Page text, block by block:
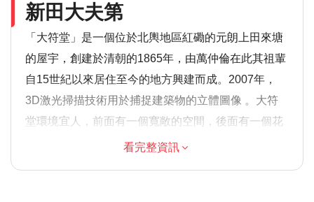
新田大夫第
「大符堂」是一個位於北輿地區紅磡的元朗上田來塘
的屋宇，創建於清朝的1865年，由萬仲倫在此其祖輩
自15世紀以來居住至今的地方興建而成。2007年，
3D激光掃描技術用於捕捉建築物的立體圖像 。大符
堂環境宜人，前面有一個寬敞的空間，後面有一個花
園，整個大廈四周由綠磚牆包圍，是紳士類正宗中國
看完整資訊